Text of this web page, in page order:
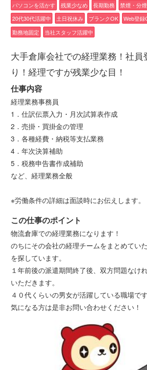
パソコンを活かす
残業少なめ 長期勤務 禁煙・分煙
20代30代活躍中
土日祝休み ブランクOK Web登録
勤務地固定
当社スタッフ活躍中
大手倉庫会社での経理業務！社員
り！経理ですが残業少な目！
仕事内容
経理業務事務員
1．仕訳伝票入力・月次試算表作成
2．売掛・買掛金の管理
3．各種経費・納税等支払業務
4．年次決算補助
5．税務申告書作成補助
など、経理業務全般
※労働条件の詳細は面談時にお伝えします。
この仕事のポイント
物流倉庫での経理業務になります！
のちにその会社の経理チームをまとめてい
を探しています。
１年前後の派遣期間終了後、双方問題なけ
いただきます。
４０代くらいの男女が活躍している職場です
気になる方は是非お問い合わせください！